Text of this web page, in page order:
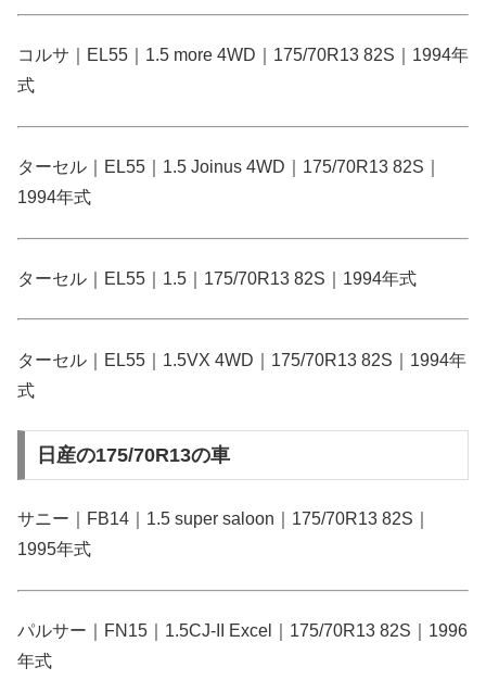
コルサ｜EL55｜1.5 more 4WD｜175/70R13 82S｜1994年
式
ターセル｜EL55｜1.5 Joinus 4WD｜175/70R13 82S｜
1994年式
ターセル｜EL55｜1.5｜175/70R13 82S｜1994年式
ターセル｜EL55｜1.5VX 4WD｜175/70R13 82S｜1994年
式
日産の175/70R13の車
サニー｜FB14｜1.5 super saloon｜175/70R13 82S｜
1995年式
パルサー｜FN15｜1.5CJ-II Excel｜175/70R13 82S｜1996
年式